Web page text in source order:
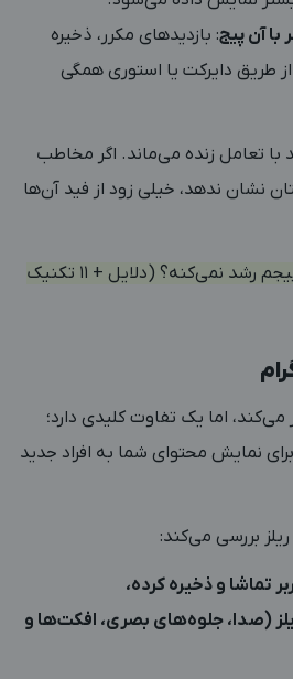
با آن پیج: بازدیدهای مکرر، ذخیره
طریق دایرکت یا استوری همگی
با تعامل زنده می‌ماند. اگر مخاطب
نشان ندهد، خیلی زود از فید آن‌ها
چرا پیجم رشد نمی‌کنه؟ (دلایل + ۱۱ تکنیک
می‌کند، اما یک تفاوت کلیدی دارد؛
برای نمایش محتوای شما به افراد جدید
بررسی می‌کند:
تماشا و ذخیره کرده،
(صدا، جلوه‌های بصری، افکت‌ها و